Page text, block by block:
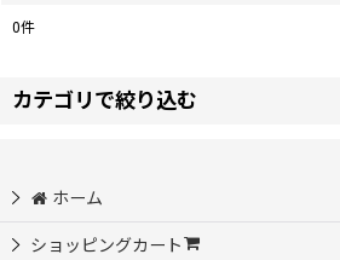
0件
カテゴリで絞り込む
原神 コスプレ衣装
ホーム
ショッピングカート